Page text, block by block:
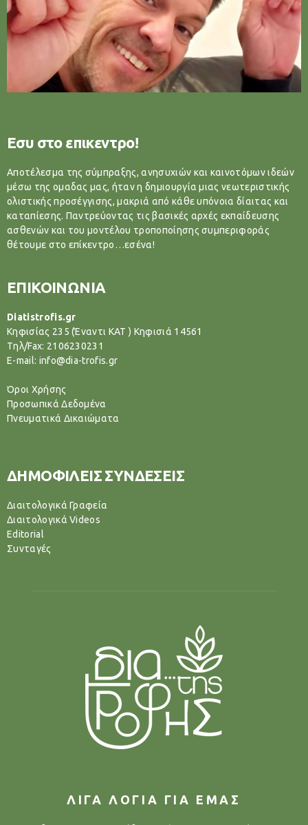
Εσυ στο επικεντρο!
Αποτέλεσμα της σύμπραξης, ανησυχιών και καινοτόμων ιδεών
μέσω της ομαδας μας, ήταν η δημιουργία μιας νεωτεριστικής
ολιστικής προσέγγισης, μακριά από κάθε υπόνοια δίαιτας και
καταπίεσης. Παντρεύοντας τις βασικές αρχές εκπαίδευσης
ασθενών και του μοντέλου τροποποίησης συμπεριφοράς
θέτουμε στο επίκεντρο…εσένα!
ΕΠΙΚΟΙΝΩΝΙΑ
Diatistrofis.gr
Κηφισίας 235 (Έναντι ΚΑΤ ) Κηφισιά 14561
Tηλ/Fax: 2106230231
E-mail: info@dia-trofis.gr
Όροι Χρήσης
Προσωπικά Δεδομένα
Πνευματικά Δικαιώματα
ΔΗΜΟΦΙΛΕΙΣ ΣΥΝΔΕΣΕΙΣ
Διαιτολογικά Γραφεία
Διαιτολογικά Videos
Editorial
Συνταγές
ΛΙΓΑ ΛΟΓΙΑ ΓΙΑ ΕΜΑΣ